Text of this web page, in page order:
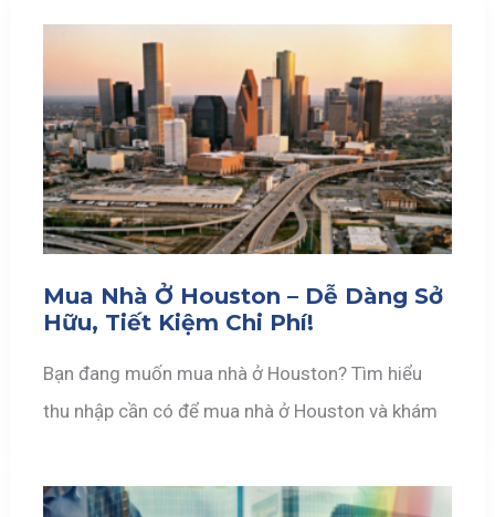
Mua Nhà Ở Houston – Dễ Dàng Sở
Hữu, Tiết Kiệm Chi Phí!
Bạn đang muốn mua nhà ở Houston? Tìm hiểu
thu nhập cần có để mua nhà ở Houston và khám